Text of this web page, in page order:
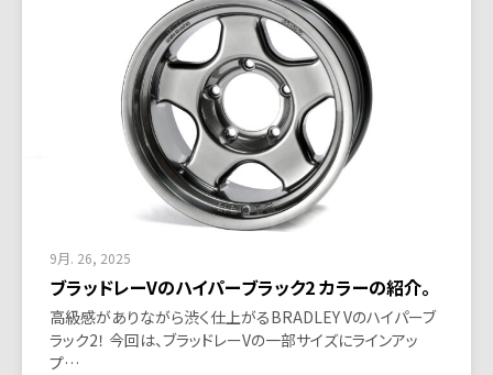
9月. 26, 2025
ブラッドレーVのハイパーブラック2 カラーの紹介。
高級感がありながら渋く仕上がるBRADLEY Vのハイパーブ
ラック2！ 今回は、ブラッドレーVの一部サイズにラインアッ
プ…